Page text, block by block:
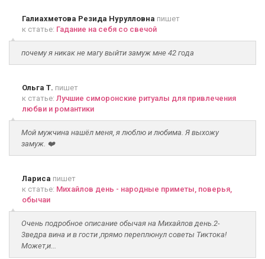
Галиахметова Резида Нурулловна пишет
к статье: Гадание на себя со свечой
почему я никак не магу выйти замуж мне 42 года
Ольга Т. пишет
к статье: Лучшие симоронские ритуалы для привлечения
любви и романтики
Мой мужчина нашёл меня, я люблю и любима. Я выхожу
замуж. ❤️
Лариса пишет
к статье: Михайлов день - народные приметы, поверья,
обычаи
Очень подробное описание обычая на Михайлов день.2-
3ведра вина и в гости ,прямо переплюнул советы Тиктока!
Может,и...